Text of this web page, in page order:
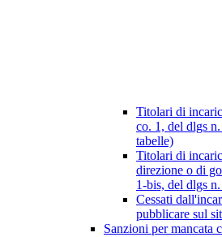
Titolari di
co. 1, del dlgs
tabelle)
Titolari di
direzione o di
1-bis, del dlgs
Cessati
pubblicare sul
Sanzioni per mancata